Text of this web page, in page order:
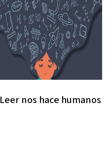
Leer nos hace humanos